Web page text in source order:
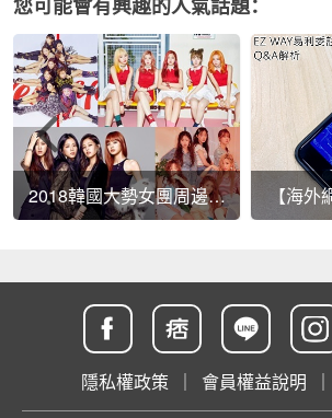
2018韓國大勢女團周邊商
【海
程教
隱私權政策
｜ 會員權益說明 ｜